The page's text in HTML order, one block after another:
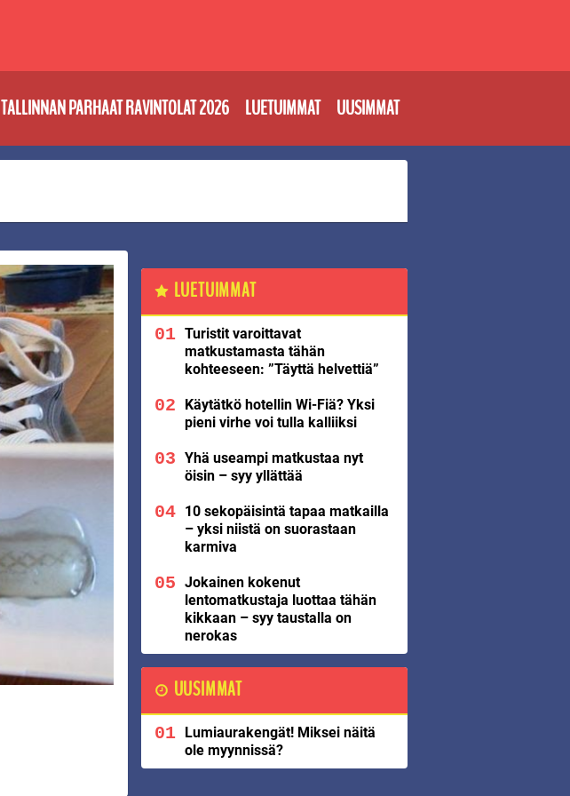
TALLINNAN PARHAAT RAVINTOLAT 2026 LUETUIMMAT UUSIMMAT
LUETUIMMAT
Turistit varoittavat
matkustamasta tähän
kohteeseen: ”Täyttä helvettiä”
Käytätkö hotellin Wi-Fiä? Yksi
pieni virhe voi tulla kalliiksi
Yhä useampi matkustaa nyt
öisin – syy yllättää
10 sekopäisintä tapaa matkailla
– yksi niistä on suorastaan
karmiva
Jokainen kokenut
lentomatkustaja luottaa tähän
kikkaan – syy taustalla on
nerokas
UUSIMMAT
Lumiaurakengät! Miksei näitä
ole myynnissä?